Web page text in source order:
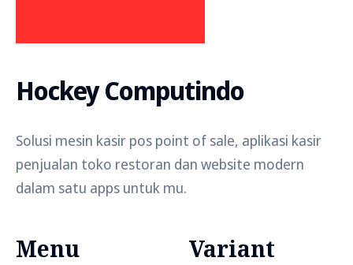
Hockey Computindo
Solusi mesin kasir pos point of sale, aplikasi kasir
penjualan toko restoran dan website modern
dalam satu apps untuk mu.
Menu Variant